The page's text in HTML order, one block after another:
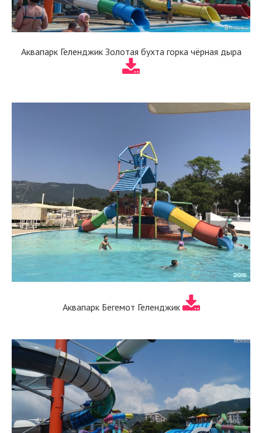
Аквапарк Геленджик Золотая бухта горка чёрная дыра
Аквапарк Бегемот Геленджик